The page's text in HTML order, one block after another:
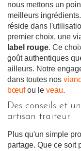
nous mettons un
meilleurs
réside dans
premier choix, une
label rouge. Ce
goût authentiques
ailleurs. Notre
dans toutes nos
bœufou le veau.
Des conseils et
artisan traiteur
Plus qu'un simple
partage. Que ce soit